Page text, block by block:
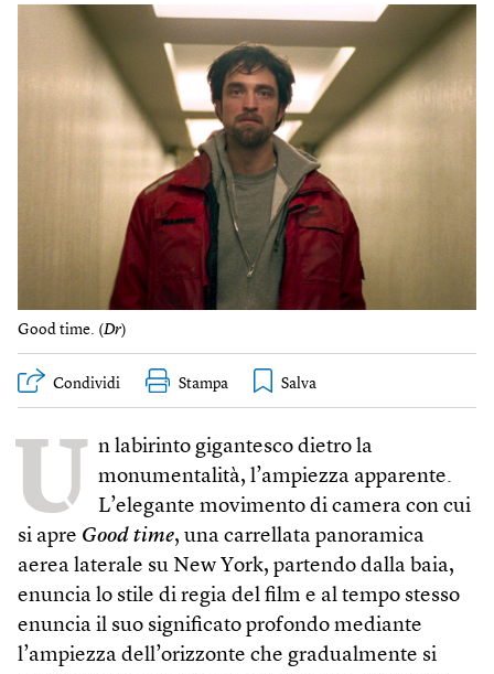
Good time. (Dr)
Condividi Stampa
U n labirinto gigantesco dietro la
monumentalità, l’ampiezza apparente.
L’elegante movimento di camera con cui
si apre Good time, una carrellata panoramica
aerea laterale su New York, partendo dalla baia,
enuncia lo stile di regia del film e al tempo stesso
enuncia il suo significato profondo mediante
l’ampiezza dell’orizzonte che gradualmente si